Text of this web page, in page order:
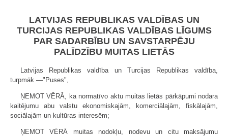
LATVIJAS REPUBLIKAS VALDĪBAS UN
TURCIJAS REPUBLIKAS VALDĪBAS LĪGUMS
PAR SADARBĪBU UN SAVSTARPĒJU
PALĪDZĪBU MUITAS LIETĀS
Latvijas Republikas valdība un Turcijas Republikas valdība,
turpmāk —"Puses",
ŅEMOT VĒRĀ, ka normatīvo aktu muitas lietās pārkāpumi nodara
kaitējumu abu valstu ekonomiskajām, komerciālajām, fiskālajām,
sociālajām un kultūras interesēm;
ŅEMOT VĒRĀ muitas nodokļu, nodevu un citu maksājumu